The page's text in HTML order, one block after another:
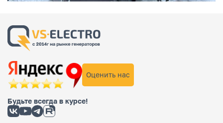
Оценить нас
Будьте всегда в курсе!